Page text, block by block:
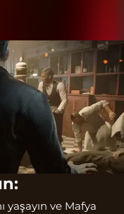
yaşayın ve Mafya